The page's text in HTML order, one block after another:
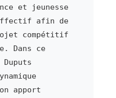
et jeunesse
afin de
compétitif
Dans ce
apport